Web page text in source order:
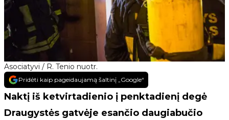
Asociatyvi / R. Tenio nuotr.
Pridėti kaip pageidaujamą šaltinį „Google“
Naktį iš ketvirtadienio į penktadienį degė
Draugystės gatvėje esančio daugiabučio